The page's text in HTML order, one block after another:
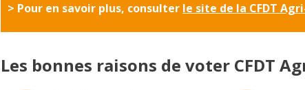
> Pour en savoir plus, consulter le site de la CFDT
Les bonnes raisons de voter CFDT